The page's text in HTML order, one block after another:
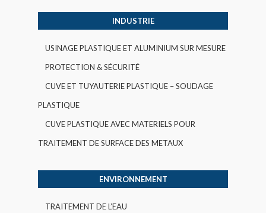
INDUSTRIE
USINAGE PLASTIQUE ET ALUMINIUM SUR MESURE
PROTECTION & SÉCURITÉ
CUVE ET TUYAUTERIE PLASTIQUE – SOUDAGE
PLASTIQUE
CUVE PLASTIQUE AVEC MATERIELS POUR
TRAITEMENT DE SURFACE DES METAUX
ENVIRONNEMENT
TRAITEMENT DE L’EAU